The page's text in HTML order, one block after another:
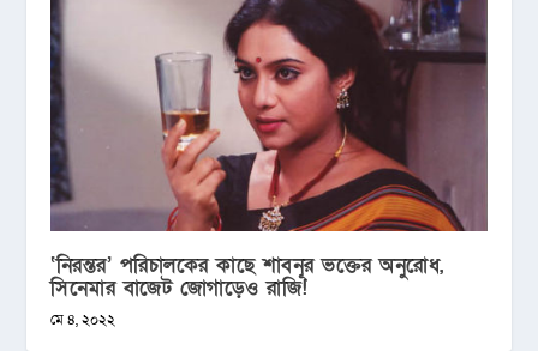
‘নিরন্তর’ পরিচালকের কাছে শাবনূর ভক্তের অনুরোধ,
সিনেমার বাজেট জোগাড়েও রাজি!
মে ৪, ২০২২